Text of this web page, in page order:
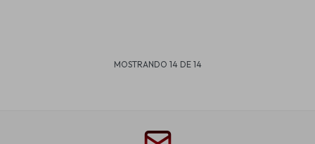
MOSTRANDO 14 DE 14